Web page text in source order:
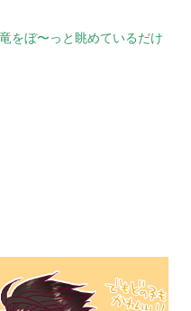
をぼ〜っと眺めているだけ